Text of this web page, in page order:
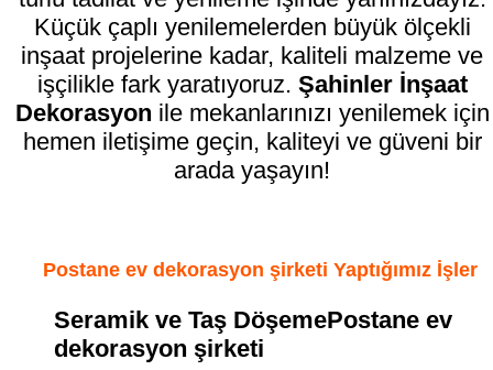
Küçük çaplı yenilemelerden büyük ölçekli
inşaat projelerine kadar, kaliteli malzeme ve
işçilikle fark yaratıyoruz. Şahinler İnşaat
Dekorasyon ile mekanlarınızı yenilemek için
hemen iletişime geçin, kaliteyi ve güveni bir
arada yaşayın!
Postane ev dekorasyon şirketi Yaptığımız İşler
Seramik ve Taş DöşemePostane ev
dekorasyon şirketi